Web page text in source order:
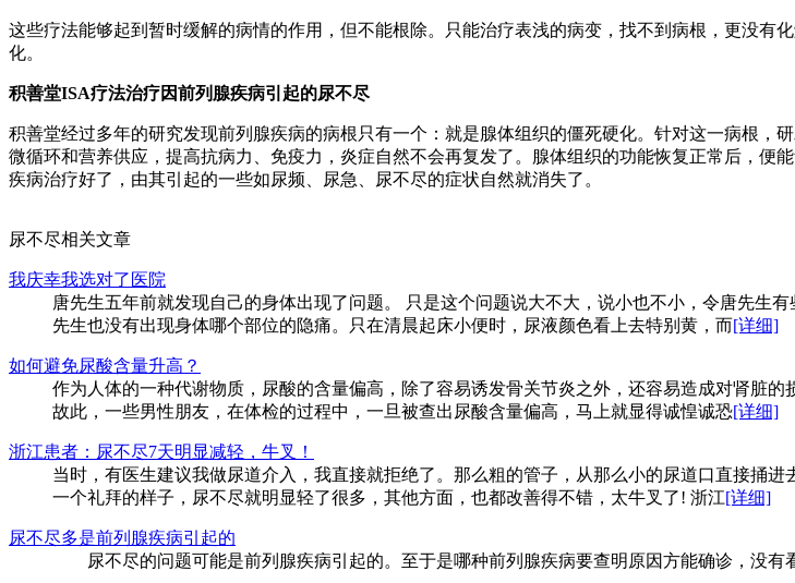
这些疗法能够起到暂时缓解的病情的作用，但不能根除。只能治疗表浅的病变，找不到病根，更没
化。
积善堂ISA疗法治疗因前列腺疾病引起的尿不尽
积善堂经过多年的研究发现前列腺疾病的病根只有一个：就是腺体组织的僵死硬化。针对这一病根
微循环和营养供应，提高抗病力、免疫力，炎症自然不会再复发了。腺体组织的功能恢复正常后，
疾病治疗好了，由其引起的一些如尿频、尿急、尿不尽的症状自然就消失了。
尿不尽相关文章
我庆幸我选对了医院
唐先生五年前就发现自己的身体出现了问题。 只是这个问题说大不大，说小也不小，令唐先生
先生也没有出现身体哪个部位的隐痛。只在清晨起床小便时，尿液颜色看上去特别黄，而[详细]
如何避免尿酸含量升高？
作为人体的一种代谢物质，尿酸的含量偏高，除了容易诱发骨关节炎之外，还容易造成对肾脏
故此，一些男性朋友，在体检的过程中，一旦被查出尿酸含量偏高，马上就显得诚惶诚恐[详细]
浙江患者：尿不尽7天明显减轻，牛叉！
当时，有医生建议我做尿道介入，我直接就拒绝了。那么粗的管子，从那么小的尿道口直接捅
一个礼拜的样子，尿不尽就明显轻了很多，其他方面，也都改善得不错，太牛叉了! 浙江[详细]
尿不尽多是前列腺疾病引起的
尿不尽的问题可能是前列腺疾病引起的。至于是哪种前列腺疾病要查明原因方能确诊，没有